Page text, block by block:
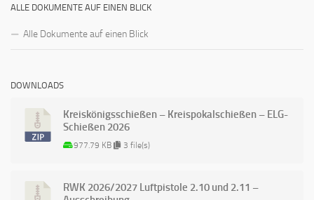
ALLE DOKUMENTE AUF EINEN BLICK
Alle Dokumente auf einen Blick
DOWNLOADS
Kreiskönigsschießen – Kreispokalschießen – ELG-
Schießen 2026
977.79 KB 3 file(s)
RWK 2026/2027 Luftpistole 2.10 und 2.11 –